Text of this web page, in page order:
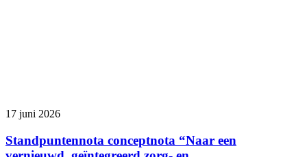
17 juni 2026
Standpuntennota conceptnota “Naar een